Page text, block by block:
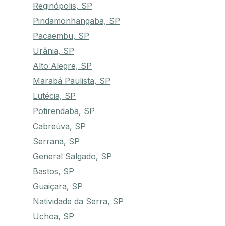
Reginópolis, SP
Pindamonhangaba, SP
Pacaembu, SP
Urânia, SP
Alto Alegre, SP
Marabá Paulista, SP
Lutécia, SP
Potirendaba, SP
Cabreúva, SP
Serrana, SP
General Salgado, SP
Bastos, SP
Guaiçara, SP
Natividade da Serra, SP
Uchoa, SP